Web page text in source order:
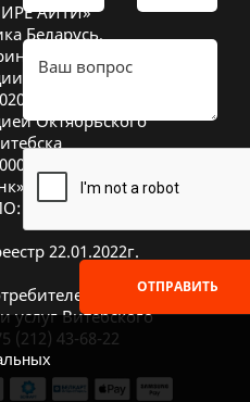
АЙТИ»
Беларусь,
26А, оф. 20
№ 391833600 от
Октябрьского
код OLMPBY2X
504669272000
22.01.2022г.
услуг Витебского
(212) 43-68-22
ОТПРАВИТЬ